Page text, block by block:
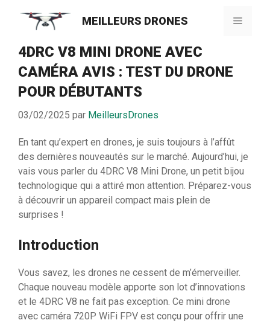
MEILLEURS DRONES Menu
4DRC V8 MINI DRONE AVEC
CAMÉRA AVIS : TEST DU DRONE
POUR DÉBUTANTS
03/02/2025 par MeilleursDrones
En tant qu’expert en drones, je suis toujours à l’affût
des dernières nouveautés sur le marché. Aujourd’hui, je
vais vous parler du 4DRC V8 Mini Drone, un petit bijou
technologique qui a attiré mon attention. Préparez-vous
à découvrir un appareil compact mais plein de
surprises !
Introduction
Vous savez, les drones ne cessent de m’émerveiller.
Chaque nouveau modèle apporte son lot d’innovations
et le 4DRC V8 ne fait pas exception. Ce mini drone
avec caméra 720P WiFi FPV est conçu pour offrir une